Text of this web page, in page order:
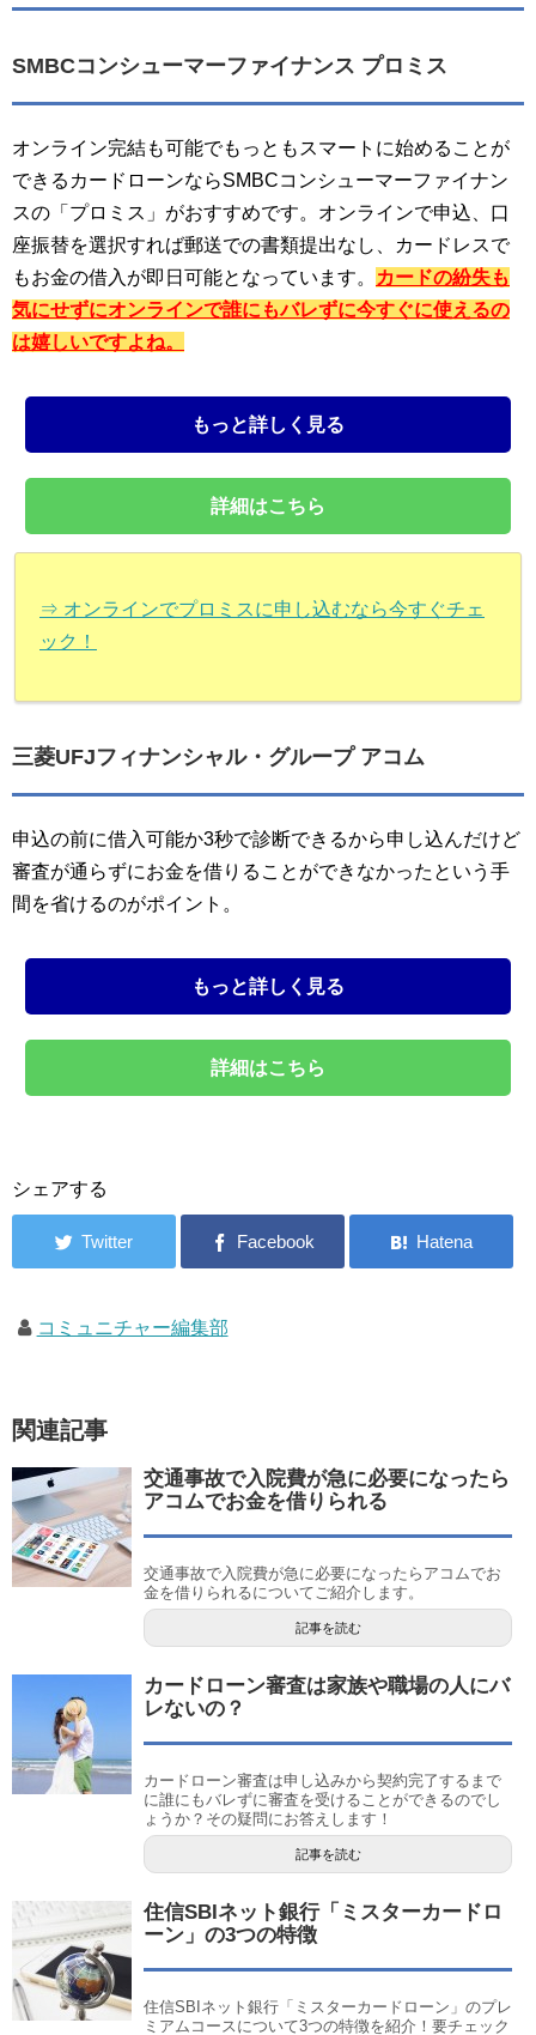
SMBCコンシューマーファイナンス プロミス
オンライン完結も可能でもっともスマートに始めることが
できるカードローンならSMBCコンシューマーファイナン
スの「プロミス」がおすすめです。オンラインで申込、口
座振替を選択すれば郵送での書類提出なし、カードレスで
もお金の借入が即日可能となっています。
カードの紛失も
気にせずにオンラインで誰にもバレずに今すぐに使えるの
は嬉しいですよね。
もっと詳しく見る
詳細はこちら
⇒ オンラインでプロミスに申し込むなら今すぐチェ
ック！
三菱UFJフィナンシャル・グループ アコム
申込の前に借入可能か3秒で診断できるから申し込んだけど
審査が通らずにお金を借りることができなかったという手
間を省けるのがポイント。
もっと詳しく見る
詳細はこちら
シェアする
コミュニチャー編集部
関連記事
交通事故で入院費が急に必要になったら
アコムでお金を借りられる
交通事故で入院費が急に必要になったらアコムでお
金を借りられるについてご紹介します。
記事を読む
カードローン審査は家族や職場の人にバ
レないの？
カードローン審査は申し込みから契約完了するまで
に誰にもバレずに審査を受けることができるのでし
ょうか？その疑問にお答えします！
記事を読む
住信SBIネット銀行「ミスターカードロ
ーン」の3つの特徴
住信SBIネット銀行「ミスターカードローン」のプレ
ミアムコースについて3つの特徴を紹介！要チェック